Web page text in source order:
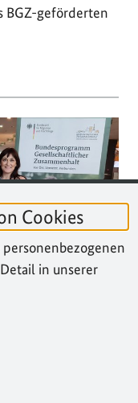
Cookies
in unserer
BGZ-geförderten